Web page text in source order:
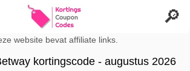
website bevat affiliate links.
kortingscode - augustus 2026